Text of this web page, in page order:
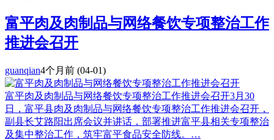
富平肉及肉制品与网络餐饮专项整治工作
推进会召开
guanqian4个月前 (04-01)
富平肉及肉制品与网络餐饮专项整治工作推进会召开3月30
日，富平县肉及肉制品与网络餐饮专项整治工作推进会召开，
副县长艾路阳出席会议并讲话，部署推进富平县相关专项整治
及集中整治工作，筑牢富平食品安全防线。…